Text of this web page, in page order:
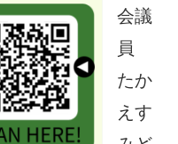
会議
員
たか
えす